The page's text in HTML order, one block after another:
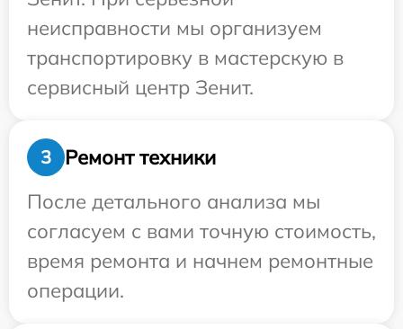
неисправности мы организуем
транспортировку в мастерскую в
сервисный центр Зенит.
3
Ремонт техники
После детального анализа мы
согласуем с вами точную стоимость,
время ремонта и начнем ремонтные
операции.